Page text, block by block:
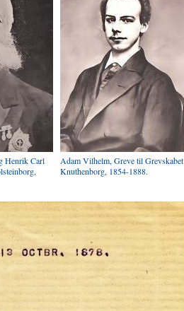
Henrik Carl
Adam Vilhelm, Greve til Grevskabet
Knuthenborg, 1854-1888.